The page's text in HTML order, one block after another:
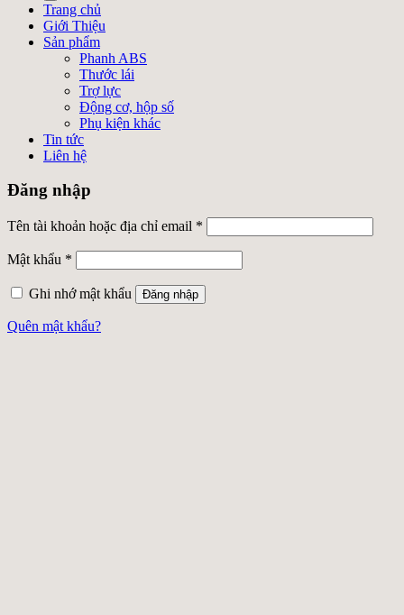
Trang chủ
Giới Thiệu
Sản phẩm
Phanh ABS
Thước lái
Trợ lực
Động cơ, hộp số
Phụ kiện khác
Tin tức
Liên hệ
Đăng nhập
Tên tài khoản hoặc địa chỉ email *
Mật khẩu *
Ghi nhớ mật khẩu Đăng nhập
Quên mật khẩu?